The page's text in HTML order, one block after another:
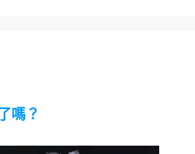
嗎？